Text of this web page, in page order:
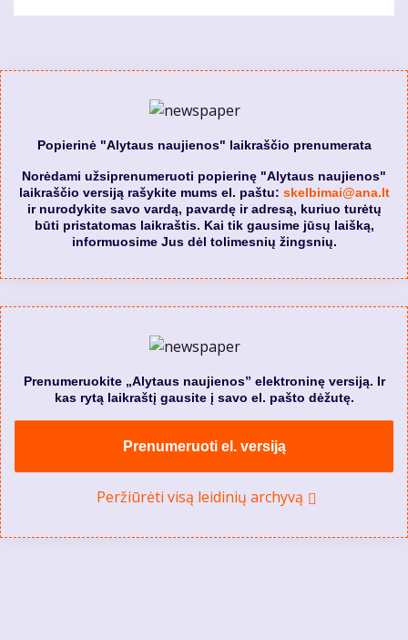
Popierinė "Alytaus naujienos" laikraščio prenumerata
Norėdami užsiprenumeruoti popierinę "Alytaus naujienos"
laikraščio versiją rašykite mums el. paštu: skelbimai@ana.lt
ir nurodykite savo vardą, pavardę ir adresą, kuriuo turėtų
būti pristatomas laikraštis. Kai tik gausime jūsų laišką,
informuosime Jus dėl tolimesnių žingsnių.
Prenumeruokite „Alytaus naujienos” elektroninę versiją. Ir
kas rytą laikraštį gausite į savo el. pašto dėžutę.
Prenumeruoti el. versiją
Peržiūrėti visą leidinių archyvą